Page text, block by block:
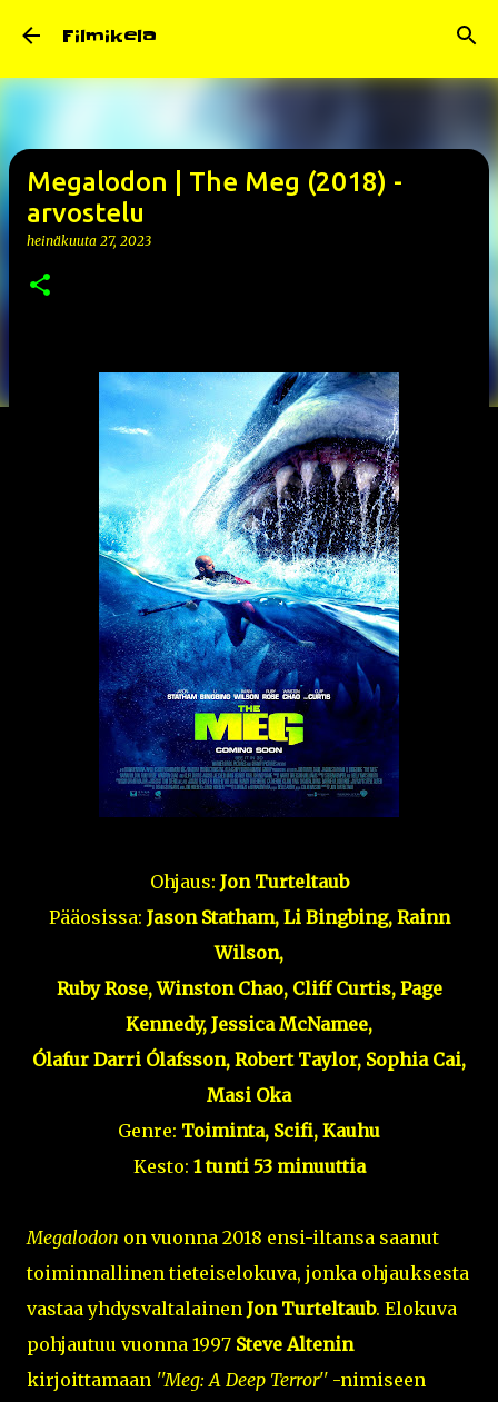
Filmikela
Megalodon | The Meg (2018) -
arvostelu
heinäkuuta 27, 2023
Ohjaus: Jon Turteltaub
Pääosissa: Jason Statham, Li Bingbing, Rainn
Wilson,
Ruby Rose, Winston Chao, Cliff Curtis, Page
Kennedy, Jessica McNamee,
Ólafur Darri Ólafsson, Robert Taylor, Sophia Cai,
Masi Oka
Genre: Toiminta, Scifi, Kauhu
Kesto: 1 tunti 53 minuuttia
Megalodon on vuonna 2018 ensi-iltansa saanut
toiminnallinen tieteiselokuva, jonka ohjauksesta
vastaa yhdysvaltalainen Jon Turteltaub. Elokuva
pohjautuu vuonna 1997 Steve Altenin
kirjoittamaan ''Meg: A Deep Terror'' -nimiseen